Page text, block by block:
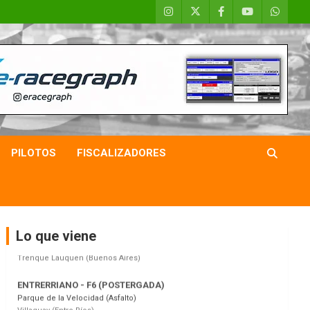
PILOTOS FISCALIZADORES
Lo que viene
08/09-AGO
IAME SERIES ARGENTINA 6
Parque de la Velocidad (Asfalto)
VICTORIENSE - F7